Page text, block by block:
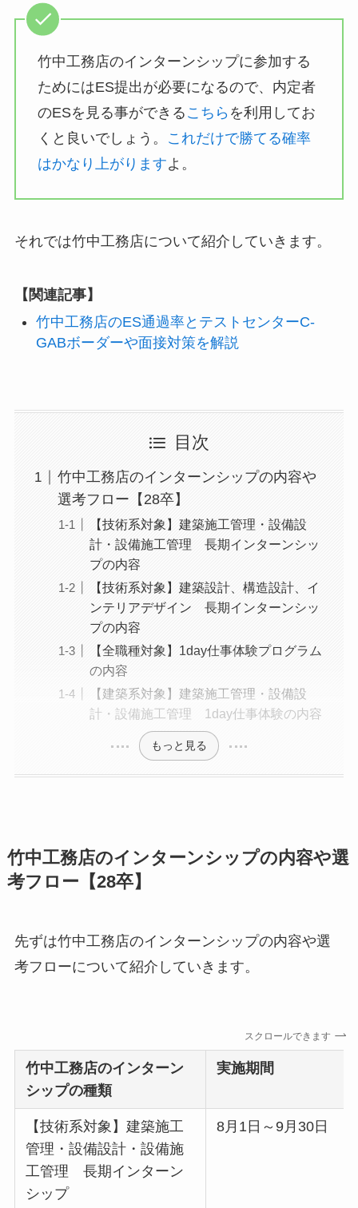
竹中工務店のインターンシップに参加する
ためにはES提出が必要になるので、内定者
のESを見る事ができる こちら を利用してお
くと良いでしょう。
これだけで勝てる確率
はかなり上がりますよ。
それでは竹中工務店について紹介していきます。
【関連記事】
竹中工務店のES通過率とテストセンターC-
GABボーダーや面接対策を解説
目次
竹中工務店のインターンシップの内容や
選考フロー【28卒】
【技術系対象】建築施工管理・設備設
計・設備施工管理 長期インターンシッ
プの内容
【技術系対象】建築設計、構造設計、イ
ンテリアデザイン 長期インターンシッ
プの内容
【全職種対象】1day仕事体験プログラム
の内容
【建築系対象】建築施工管理・設備設
計・設備施工管理 1day仕事体験の内容
もっと見る
竹中工務店のインターンシップの内容や選
考フロー【28卒】
先ずは竹中工務店のインターンシップの内容や選
考フローについて紹介していきます。
スクロールできます
竹中工務店のインターン
シップの種類
実施期間
【技術系対象】建築施工
管理・設備設計・設備施
工管理 長期インターン
シップ
8月1日～9月30日